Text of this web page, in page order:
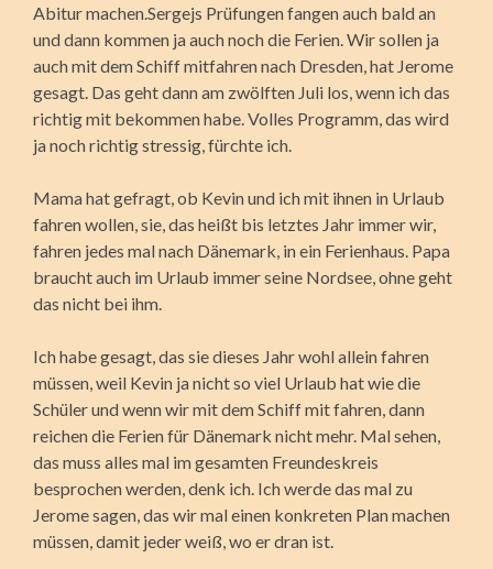
Abitur machen.Sergejs Prüfungen fangen auch bald an
und dann kommen ja auch noch die Ferien. Wir sollen ja
auch mit dem Schiff mitfahren nach Dresden, hat Jerome
gesagt. Das geht dann am zwölften Juli los, wenn ich das
richtig mit bekommen habe. Volles Programm, das wird
ja noch richtig stressig, fürchte ich.
Mama hat gefragt, ob Kevin und ich mit ihnen in Urlaub
fahren wollen, sie, das heißt bis letztes Jahr immer wir,
fahren jedes mal nach Dänemark, in ein Ferienhaus. Papa
braucht auch im Urlaub immer seine Nordsee, ohne geht
das nicht bei ihm.
Ich habe gesagt, das sie dieses Jahr wohl allein fahren
müssen, weil Kevin ja nicht so viel Urlaub hat wie die
Schüler und wenn wir mit dem Schiff mit fahren, dann
reichen die Ferien für Dänemark nicht mehr. Mal sehen,
das muss alles mal im gesamten Freundeskreis
besprochen werden, denk ich. Ich werde das mal zu
Jerome sagen, das wir mal einen konkreten Plan machen
müssen, damit jeder weiß, wo er dran ist.